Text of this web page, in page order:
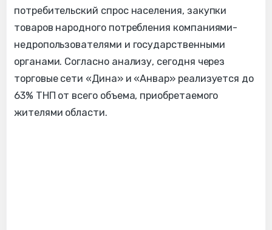
потребительский спрос населения, закупки
товаров народного потребления компаниями-
недропользователями и государственными
органами. Согласно анализу, сегодня через
торговые сети «Дина» и «Анвар» реализуется до
63% ТНП от всего объема, приобретаемого
жителями области.